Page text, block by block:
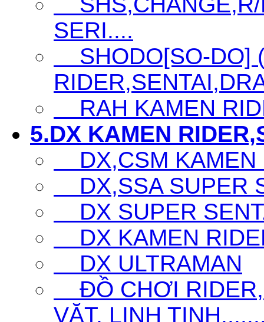
SERI....
SHODO[SO-DO]
RAH KAMEN
5.DX KAMEN
DX,CSM KAMEN
DX,SSA SUPER
DX SUPER
DX KAMEN
DX ULTRAMAN
ĐỒ CHƠI
VẶT, LINH